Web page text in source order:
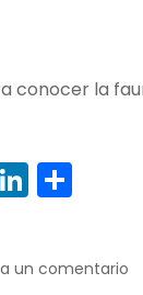
conocer la
LinkedIn
un comentario